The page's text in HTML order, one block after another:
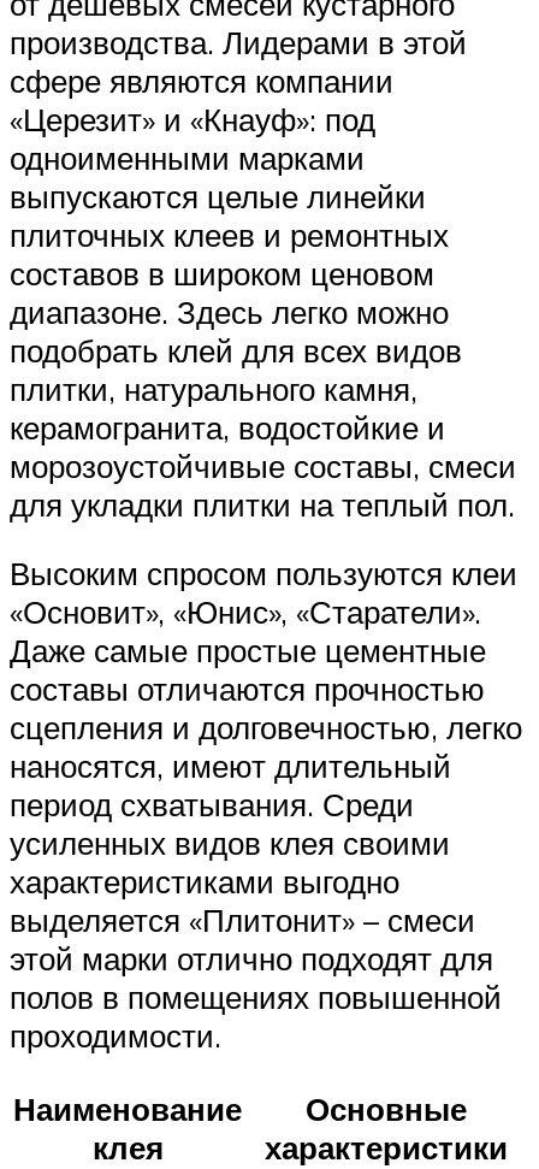
производства. Лидерами в этой
сфере являются компании
«Церезит» и «Кнауф»: под
одноименными марками
выпускаются целые линейки
плиточных клеев и ремонтных
составов в широком ценовом
диапазоне. Здесь легко можно
подобрать клей для всех видов
плитки, натурального камня,
керамогранита, водостойкие и
морозоустойчивые составы, смеси
для укладки плитки на теплый пол.
Высоким спросом пользуются клеи
«Основит», «Юнис», «Старатели».
Даже самые простые цементные
составы отличаются прочностью
сцепления и долговечностью, легко
наносятся, имеют длительный
период схватывания. Среди
усиленных видов клея своими
характеристиками выгодно
выделяется «Плитонит» – смеси
этой марки отлично подходят для
полов в помещениях повышенной
проходимости.
Наименование
клея
Основные
характеристики